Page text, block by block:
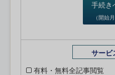
手続き
（開始
サービ
有料・無料全記事閲覧